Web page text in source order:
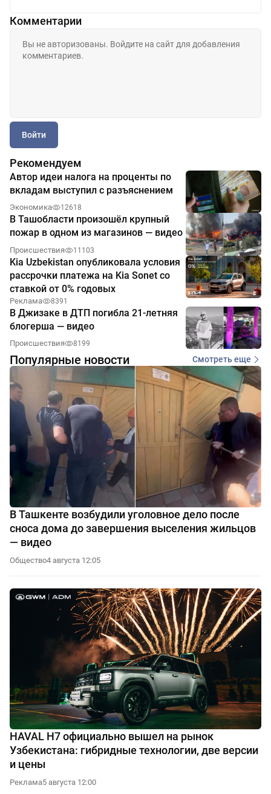
Комментарии
Войти
Рекомендуем
Автор идеи налога на проценты по
вкладам выступил с разъяснением
Экономика 12618
В Ташобласти произошёл крупный
пожар в одном из магазинов — видео
Происшествия 11103
Kia Uzbekistan опубликовала условия
рассрочки платежа на Kia Sonet со
ставкой от 0% годовых
Реклама 8391
В Джизаке в ДТП погибла 21-летняя
блогерша — видео
Происшествия 8199
Популярные новости Смотреть еще
В Ташкенте возбудили уголовное дело после
сноса дома до завершения выселения жильцов
— видео
Общество4 августа 12:05
HAVAL H7 официально вышел на рынок
Узбекистана: гибридные технологии, две версии
и цены
Реклама5 августа 12:00